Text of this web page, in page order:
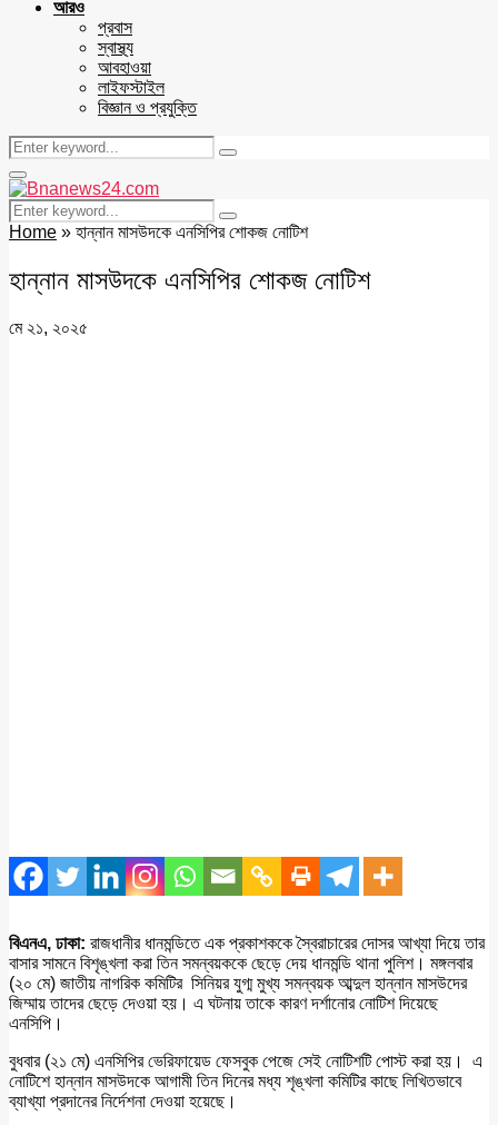
আরও
প্রবাস
স্বাস্থ্য
আবহাওয়া
লাইফস্টাইল
বিজ্ঞান ও প্রযুক্তি
Search
for:
Search
Facebook
Twitter
Youtube
Primary
Menu
Search
for:
Search
Home » হান্নান মাসউদকে এনসিপির শোকজ নোটিশ
হান্নান মাসউদকে এনসিপির শোকজ নোটিশ
মে ২১, ২০২৫
বিএনএ, ঢাকা: রাজধানীর ধানমন্ডিতে এক প্রকাশককে স্বৈরাচারের দোসর আখ্যা দিয়ে তার
বাসার সামনে বিশৃঙ্খলা করা তিন সমন্বয়ককে ছেড়ে দেয় ধানমন্ডি থানা পুলিশ। মঙ্গলবার
(২০ মে) জাতীয় নাগরিক কমিটির সিনিয়র যুগ্ম মুখ্য সমন্বয়ক আব্দুল হান্নান মাসউদের
জিম্মায় তাদের ছেড়ে দেওয়া হয়। এ ঘটনায় তাকে কারণ দর্শানোর নোটিশ দিয়েছে
এনসিপি।
বুধবার (২১ মে) এনসিপির ভেরিফায়েড ফেসবুক পেজে সেই নোটিশটি পোস্ট করা হয়। এ
নোটিশে হান্নান মাসউদকে আগামী তিন দিনের মধ্য শৃঙ্খলা কমিটির কাছে লিখিতভাবে
ব্যাখ্যা প্রদানের নির্দেশনা দেওয়া হয়েছে।